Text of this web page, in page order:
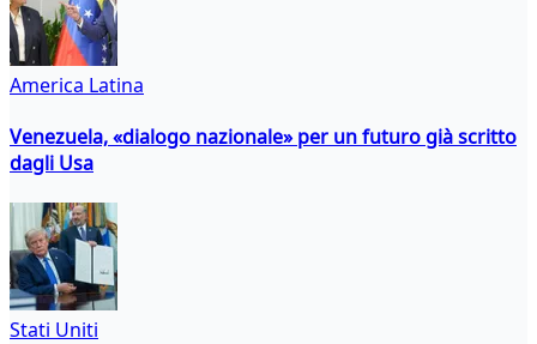
America Latina
Venezuela, «dialogo nazionale» per un futuro già scritto
dagli Usa
Stati Uniti